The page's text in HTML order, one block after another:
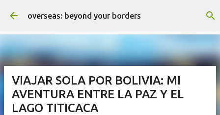
Ir al contenido principal
overseas: beyond your borders
VIAJAR SOLA POR BOLIVIA: MI
AVENTURA ENTRE LA PAZ Y EL
LAGO TITICACA